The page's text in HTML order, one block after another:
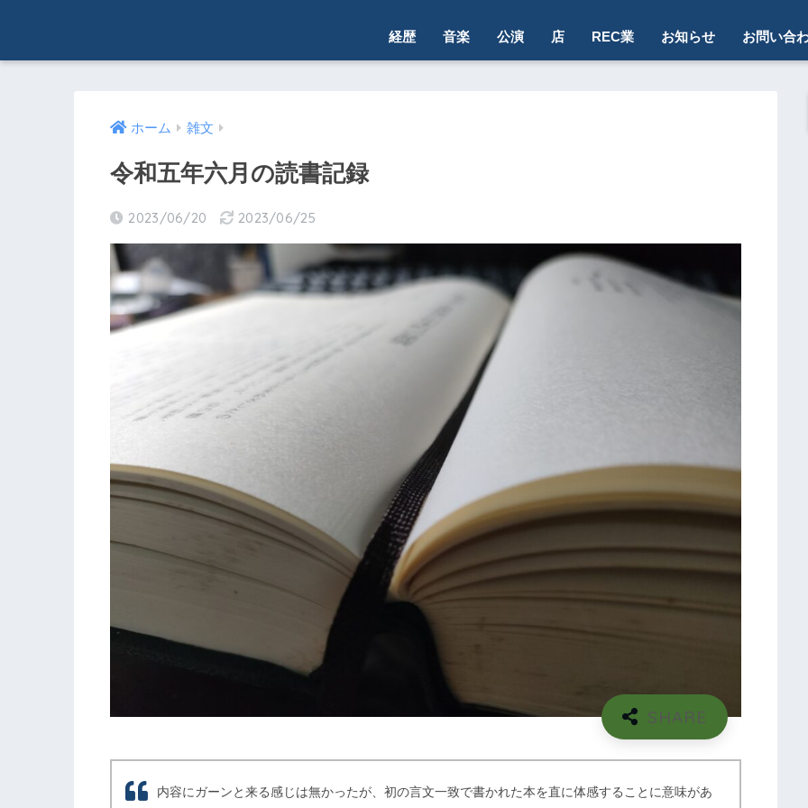
経歴 音楽 公演 店 REC業 お知らせ お問い合
ホーム 雑文
令和五年六月の読書記録
2023/06/20 2023/06/25
内容にガーンと来る感じは無かったが、初の言文一致で書かれた本を直に体感することに意味があ